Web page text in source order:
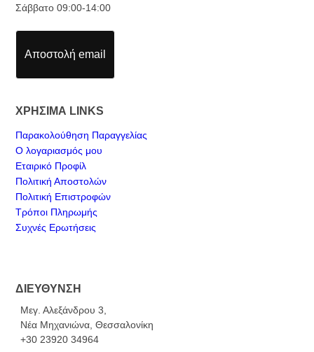
Σάββατο 09:00-14:00
Αποστολή email
ΧΡΗΣΙΜΑ LINKS
Παρακολούθηση Παραγγελίας
Ο λογαριασμός μου
Εταιρικό Προφίλ
Πολιτική Αποστολών
Πολιτική Επιστροφών
Τρόποι Πληρωμής
Συχνές Ερωτήσεις
ΔΙΕΥΘΥΝΣΗ
Μεγ. Αλεξάνδρου 3,
Νέα Μηχανιώνα, Θεσσαλονίκη
+30 23920 34964